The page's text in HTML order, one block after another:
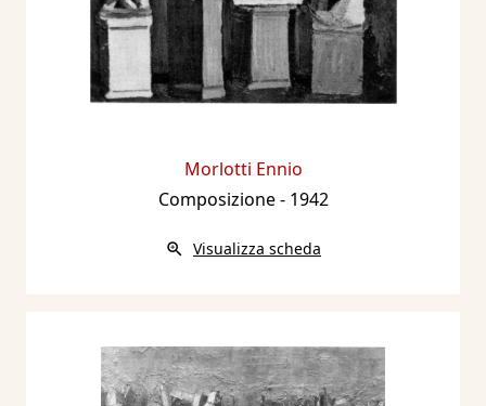
Morlotti Ennio
Composizione- 1942
Visualizza scheda